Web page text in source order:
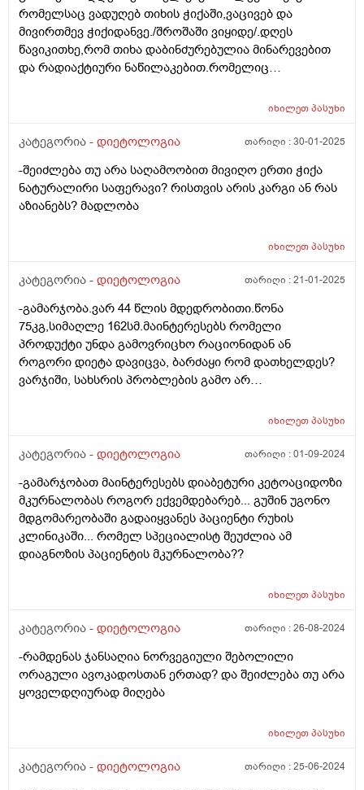
რომელსაც ვადუღებ თიხის ჭიქაში,ვაცივებ და
მივირთმევ ჭიქიდანვე./შროშაში ვიყიდე/.დღეს
წავიკითხე,რომ თიხა დაბინძურებულია მინარევებით
და რადიაქტიური ნაწილაკებით.რომელიც
თიხაში.მაინტერესებს,არასწორად ვიქცევი? ან მავნებს
დალევა? მადლობა.
იხილეთპასუხი
კატეგორია - დიეტოლოგია თარიღი :30-01-2025
-შეიძლება თუ არა საღამოობით მივიღო ერთი ჭიქა
ნატურალირი საფერავი? რისთვის არის კარგი ან რას
აზიანებს? მადლობა
იხილეთპასუხი
კატეგორია - დიეტოლოგია თარიღი :21-01-2025
-გამარჯობა.ვარ 44 წლის მდედრობითი.წონა
75კგ,სიმაღლე 162სმ.მაინტერესებს რომელი
პროდუქტი უნდა გამოვრიცხო რაციონიდან ან
როგორი დიეტა დავიცვა, ბარძაყი რომ დათხელდეს?
ვარჯიში, სახსრის პრობლების გამო არ
იხილეთპასუხი
კატეგორია - დიეტოლოგია თარიღი :01-09-2024
-გამარჯობათ მაინტერესებს დიაბეტური კეტოაციდოზი
მკურნალობას როგორ ექვემდებარებ... გუშინ უგონო
მდგომარეობაში გადაიყვანეს პაციენტი რუხის
კლინიკაში... რომელ სპეციალისტ შეუძლია ამ
დიაგნოზის პაციენტის მკურნალობა??
იხილეთპასუხი
კატეგორია - დიეტოლოგია თარიღი :26-08-2024
-რამდენას ჯანსაღია ნორვეგიული შებოლილი
ორაგული ავოკადოსთან ერთად? და შეიძლება თუ არა
ყოველდღიურად მიღება
იხილეთპასუხი
კატეგორია - დიეტოლოგია თარიღი :25-06-2024